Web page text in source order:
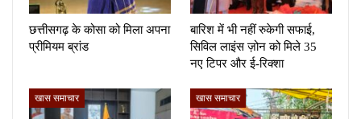
छत्तीसगढ़ के कोसा को मिला अपना
प्रीमियम ब्रांड
बारिश में भी नहीं रुकेगी सफाई,
सिविल लाइंस ज़ोन को मिले 35
नए टिपर और ई-रिक्शा
खास समाचार खास समाचार